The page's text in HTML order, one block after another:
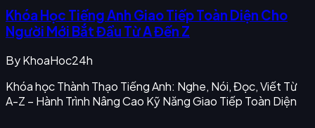
Khóa Học Tiếng Anh Giao Tiếp Toàn Diện Cho
Người Mới Bắt Đầu Từ A Đến Z
ByKhoaHoc24h
Khóa học Thành Thạo Tiếng Anh: Nghe, Nói, Đọc, Viết Từ
A-Z – Hành Trình Nâng Cao Kỹ Năng Giao Tiếp Toàn Diện